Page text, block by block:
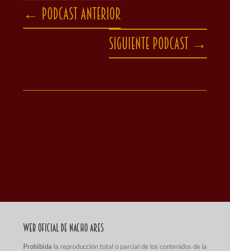
← Podcast anterior
Siguiente podcast →
Web Oficial de Nacho Ares
Prohibida la reproducción total o parcial de los contenidos de la